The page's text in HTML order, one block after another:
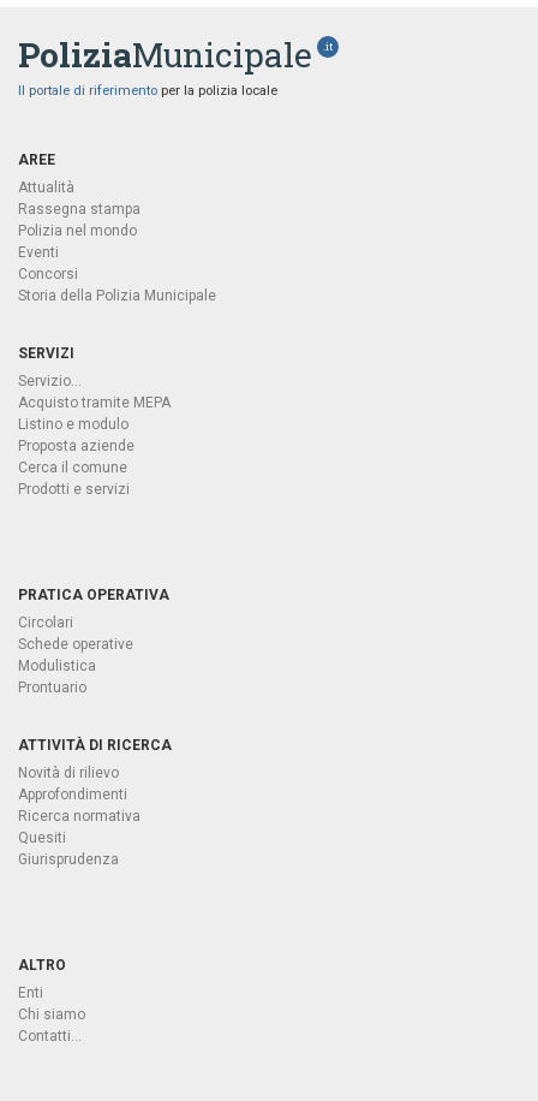
PoliziaMunicipale .it
Il portale di riferimento per la polizia locale
AREE
Attualità
Rassegna stampa
Polizia nel mondo
Eventi
Concorsi
Storia della Polizia Municipale
SERVIZI
Servizio...
Acquisto tramite MEPA
Listino e modulo
Proposta aziende
Cerca il comune
Prodotti e servizi
PRATICA OPERATIVA
Circolari
Schede operative
Modulistica
Prontuario
ATTIVITÀ DI RICERCA
Novità di rilievo
Approfondimenti
Ricerca normativa
Quesiti
Giurisprudenza
ALTRO
Enti
Chi siamo
Contatti...